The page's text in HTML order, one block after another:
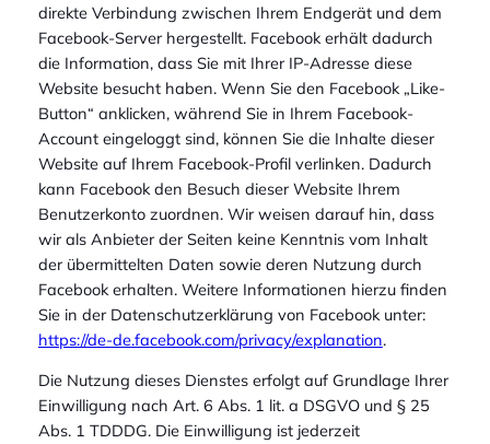
direkte Verbindung zwischen Ihrem Endgerät und dem
Facebook-Server hergestellt. Facebook erhält dadurch
die Information, dass Sie mit Ihrer IP-Adresse diese
Website besucht haben. Wenn Sie den Facebook „Like-
Button“ anklicken, während Sie in Ihrem Facebook-
Account eingeloggt sind, können Sie die Inhalte dieser
Website auf Ihrem Facebook-Profil verlinken. Dadurch
kann Facebook den Besuch dieser Website Ihrem
Benutzerkonto zuordnen. Wir weisen darauf hin, dass
wir als Anbieter der Seiten keine Kenntnis vom Inhalt
der übermittelten Daten sowie deren Nutzung durch
Facebook erhalten. Weitere Informationen hierzu finden
Sie in der Datenschutzerklärung von Facebook unter:
https://de-de.facebook.com/privacy/explanation.
Die Nutzung dieses Dienstes erfolgt auf Grundlage Ihrer
Einwilligung nach Art. 6 Abs. 1 lit. a DSGVO und § 25
Abs. 1 TDDDG. Die Einwilligung ist jederzeit